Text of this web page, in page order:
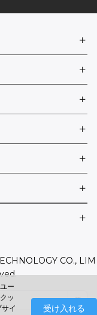
CO., LIM
ー
ッ
イ
受け入れる